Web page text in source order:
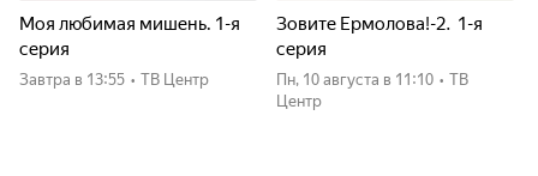
Моя любимая мишень. 1-я
серия
Завтра в 13:55 • ТВ Центр
Зовите Ермолова!-2. 1-я
серия
пн, 10 августа в 11:10 • ТВ
Центр